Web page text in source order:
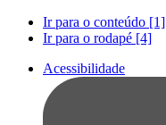
Ir para o conteúdo [1]
Ir para o rodapé [4]
Acessibilidade